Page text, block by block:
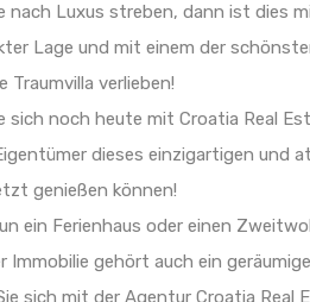
nach Luxus streben, dann ist dies
Lage und mit einem der
Traumvilla verlieben!
sich noch heute mit Croatia Real
dieses einzigartigen und
genießen können!
ein Ferienhaus oder einen
Immobilie gehört auch ein
sich mit der Agentur Croatia Real